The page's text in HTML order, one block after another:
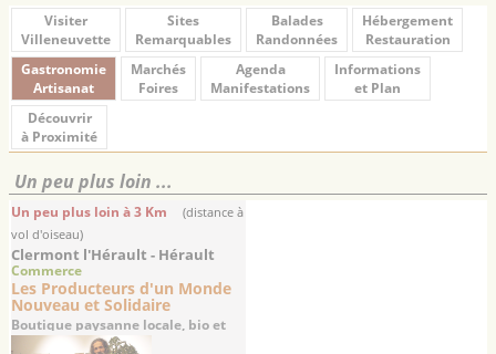
Visiter
Villeneuvette
Sites
Remarquables
Balades
Randonnées
Hébergement
Restauration
Gastronomie
Artisanat
Marchés
Foires
Agenda
Manifestations
Informations
et Plan
Découvrir
à Proximité
Un peu plus loin ...
Un peu plus loin à 3 Km
(distance à
vol d'oiseau)
Clermont l'Hérault - Hérault
Commerce
Les Producteurs d'un Monde
Nouveau et Solidaire
Boutique paysanne locale, bio et
éthique et ...